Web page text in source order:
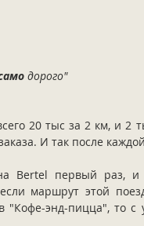
дорого"
20 тыс за 2 км, и 2
И так после
Bertel первый раз, и
маршрут этой
энд-пицца", то с